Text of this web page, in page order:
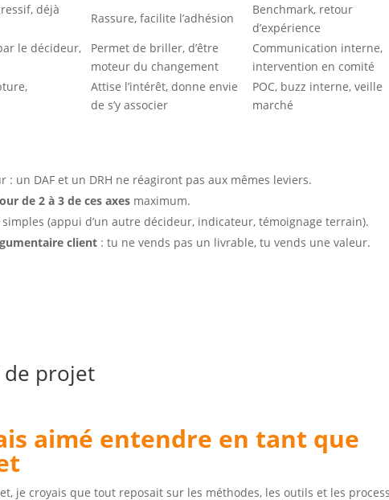
déjà
Rassure, facilite l’adhésion
Benchmark, retour
d’expérience
le décideur,
Permet de briller, d’être
moteur du changement
Communication interne,
intervention en comité
Attise l’intérêt, donne envie
de s’y associer
POC, buzz interne, veille
marché
: un DAF et un DRH ne réagiront pas aux mêmes leviers.
de 2 à 3 de ces axes maximum.
simples (appui d’un autre décideur, indicateur, témoignage terrain).
client : tu ne vends pas un livrable, tu vends une valeur.
de projet
aimé entendre en tant que
je croyais que tout reposait sur les méthodes, les outils et les